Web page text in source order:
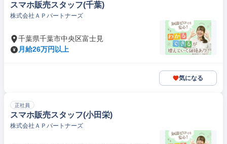
スマホ販売スタッフ(千葉)
株式会社ＡＰパートナーズ
千葉県千葉市中央区富士見
月給26万円以上
気になる
正社員
スマホ販売スタッフ(小田栄)
株式会社ＡＰパートナーズ